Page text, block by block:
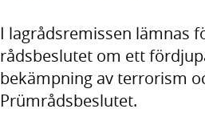
I lagrådsremissen lämnas
rådsbeslutet om ett
bekämpning av terrorism
Prümrådsbeslutet.